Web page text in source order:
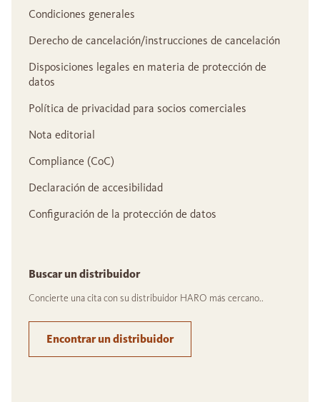
Condiciones generales
Derecho de cancelación/instrucciones de cancelación
Disposiciones legales en materia de protección de
datos
Política de privacidad para socios comerciales
Nota editorial
Compliance (CoC)
Declaración de accesibilidad
Configuración de la protección de datos
Buscar un distribuidor
Concierte una cita con su distribuidor HARO más cercano..
Encontrar un distribuidor